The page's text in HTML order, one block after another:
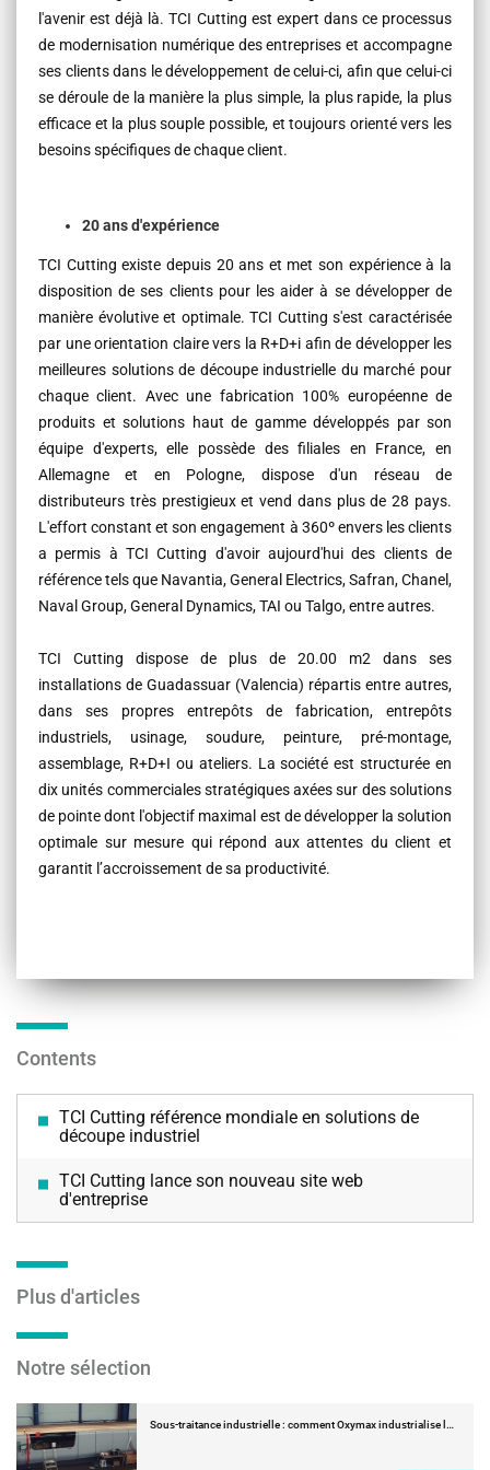
l'avenir est déjà là. TCI Cutting est expert dans ce processus
de modernisation numérique des entreprises et accompagne
ses clients dans le développement de celui-ci, afin que celui-ci
se déroule de la manière la plus simple, la plus rapide, la plus
efficace et la plus souple possible, et toujours orienté vers les
besoins spécifiques de chaque client.
20 ansd'expérience
TCI Cutting existe depuis 20 ans et met son expérience à la
disposition de ses clients pour les aider à se développer de
manière évolutive et optimale. TCI Cutting s'est caractérisée
par une orientation claire vers la R+D+i afin de développer les
meilleures solutions de découpe industrielle du marché pour
chaque client. Avec une fabrication 100% européenne de
produits et solutions haut de gamme développés par son
équipe d'experts, elle possède des filiales en France, en
Allemagne et en Pologne, dispose d'un réseau de
distributeurs très prestigieux et vend dans plus de 28 pays.
L'effort constant et son engagement à 360º envers les clients
a permis à TCI Cutting d'avoir aujourd'hui des clients de
référence tels que Navantia, General Electrics, Safran, Chanel,
Naval Group, General Dynamics, TAI ou Talgo, entre autres.
TCI Cutting dispose de plus de 20.00 m2 dans ses
installations de Guadassuar (Valencia) répartis entre autres,
dans ses propres entrepôts de fabrication, entrepôts
industriels, usinage, soudure, peinture, pré-montage,
assemblage, R+D+I ou ateliers. La société est structurée en
dix unités commerciales stratégiques axées sur des solutions
de pointe dont l'objectif maximal est de développer la solution
optimale sur mesure qui répond aux attentes du client et
garantit l’accroissement de sa productivité.
Contents
TCI Cutting référence mondiale en solutions de
découpe industriel
TCI Cutting lance son nouveau site web
d'entreprise
Plus d'articles
Notre sélection
Sous-traitance industrielle : comment Oxymax industrialise l…